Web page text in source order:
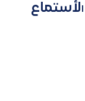
لأستماع